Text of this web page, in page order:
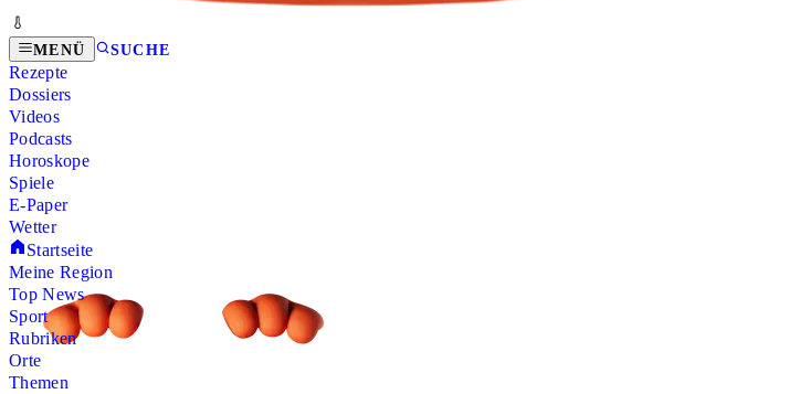
MENÜ SUCHE
Rezepte
Dossiers
Videos
Podcasts
Horoskope
Spiele
E-Paper
Wetter
Startseite
Meine Region
Top News
Sport
Rubriken
Orte
Themen